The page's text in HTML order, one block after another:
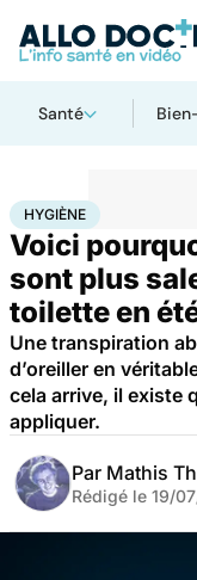
Santé
AccueilSanté
HYGIÈNE
Voici
sont plus
toilette en
Une transpiration
d’oreiller en
cela arrive, il existe
appliquer.
Par Mathis
Rédigé le 19/